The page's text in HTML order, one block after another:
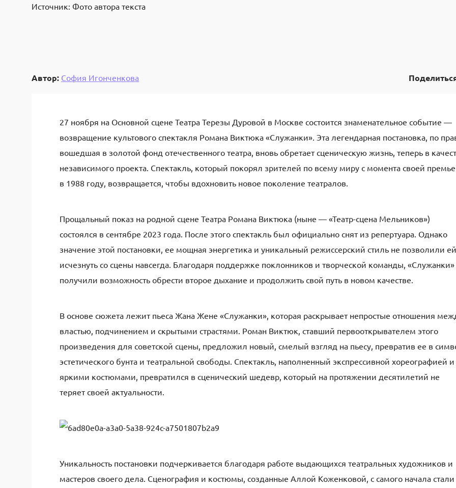
Источник: Фото автора текста
Автор: София Игонченкова
27 ноября на Основной сцене Театра Терезы Дуровой в Москве состоится знаменательное событие —
возвращение культового спектакля Романа Виктюка «Служанки». Эта легендарная постановка, по
вошедшая в золотой фонд отечественного театра, вновь обретает сценическую жизнь, теперь в
независимого проекта. Спектакль, который покорял зрителей по всему миру с момента своей
в 1988 году, возвращается, чтобы вдохновить новое поколение театралов.
Прощальный показ на родной сцене Театра Романа Виктюка (ныне — «Театр-сцена Мельников»)
состоялся в сентябре 2023 года. После этого спектакль был официально снят из репертуара. Однако
значение этой постановки, ее мощная энергетика и уникальный режиссерский стиль не позволили ей
исчезнуть со сцены навсегда. Благодаря поддержке поклонников и творческой команды, «Служанки»
получили возможность обрести второе дыхание и продолжить свой путь в новом качестве.
В основе сюжета лежит пьеса Жана Жене «Служанки», которая раскрывает непростые отношения
властью, подчинением и скрытыми страстями. Роман Виктюк, ставший первооткрывателем этого
произведения для советской сцены, предложил новый, смелый взгляд на пьесу, превратив ее в
эстетического бунта и театральной свободы. Спектакль, наполненный экспрессивной хореографией и
яркими костюмами, превратился в сценический шедевр, который на протяжении десятилетий не
теряет своей актуальности.
Уникальность постановки подчеркивается благодаря работе выдающихся театральных художников и
мастеров своего дела. Сценография и костюмы, созданные Аллой Коженковой, с самого начала стали